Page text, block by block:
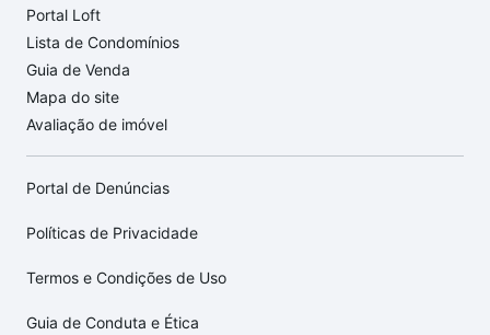
Portal Loft
Lista de Condomínios
Guia de Venda
Mapa do site
Avaliação de imóvel
Portal de Denúncias
Políticas de Privacidade
Termos e Condições de Uso
Guia de Conduta e Ética